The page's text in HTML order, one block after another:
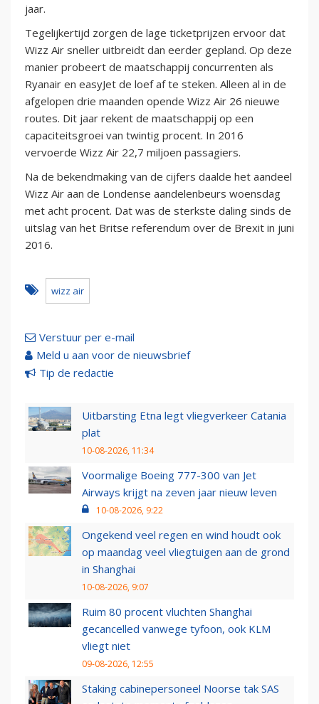
jaar.
Tegelijkertijd zorgen de lage ticketprijzen ervoor dat
Wizz Air sneller uitbreidt dan eerder gepland. Op deze
manier probeert de maatschappij concurrenten als
Ryanair en easyJet de loef af te steken. Alleen al in de
afgelopen drie maanden opende Wizz Air 26 nieuwe
routes. Dit jaar rekent de maatschappij op een
capaciteitsgroei van twintig procent. In 2016
vervoerde Wizz Air 22,7 miljoen passagiers.
Na de bekendmaking van de cijfers daalde het aandeel
Wizz Air aan de Londense aandelenbeurs woensdag
met acht procent. Dat was de sterkste daling sinds de
uitslag van het Britse referendum over de Brexit in juni
2016.
wizz air
Verstuur per e-mail
Meld u aan voor de nieuwsbrief
Tip de redactie
Uitbarsting Etna legt vliegverkeer Catania
plat
10-08-2026, 11:34
Voormalige Boeing 777-300 van Jet
Airways krijgt na zeven jaar nieuw leven
10-08-2026, 9:22
Ongekend veel regen en wind houdt ook
op maandag veel vliegtuigen aan de grond
in Shanghai
10-08-2026, 9:07
Ruim 80 procent vluchten Shanghai
gecancelled vanwege tyfoon, ook KLM
vliegt niet
09-08-2026, 12:55
Staking cabinepersoneel Noorse tak SAS